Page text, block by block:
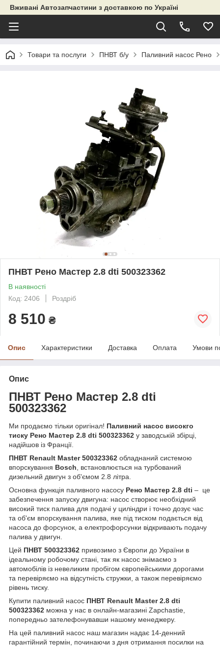
Вживані Автозапчастини з доставкою по Україні
Товари та послуги ПНВТ б/у Паливний насос Рено
ПНВТ Рено Мастер 2.8 dti 500323362
В наявності
Код: 2406
Роздріб
8 510 ₴
Опис Характеристики Доставка Оплата Умови
Опис
ПНВТ Рено Мастер 2.8 dti
500323362
Ми продаємо тільки оригінал! Паливний насос високго
тиску Рено Мастер 2.8 dti 500323362 у заводській збірці,
надійшов із Франції.
ПНВТ Renault Master 500323362 обладнаний системою
впорскування Bosch, встановлюється на турбований
дизельний двигун з об'ємом 2.8 літра.
Основна функція паливного насосу Рено Мастер 2.8 dti – це
забезпечення запуску двигуна: насос створює необхідний
високий тиск палива для подачі у циліндри і точно дозує час
та об'єм впорскування палива, яке під тиском подається від
насоса до форсунок, а електрофорсунки відкривають подачу
палива у двигун.
Цей ПНВТ 500323362 привозимо з Європи до України в
ідеальному робочому стані, так як насос знімаємо з
автомобілів із невеликим пробігом європейськими дорогами
та перевіряємо на відсутність стружки, а також перевіряємо
рівень тиску.
Купити паливний насос ПНВТ Renault Master 2.8 dti
500323362 можна у нас в онлайн-магазині Zapchastie,
попередньо зателефонувавши нашому менеджеру.
На цей паливний насос наш магазин надає 14-денний
гарантійний термін, починаючи з дня отримання посилки на